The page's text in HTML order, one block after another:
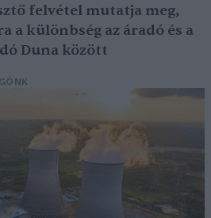
felvétel mutatja meg,
a különbség az áradó és a
Duna között